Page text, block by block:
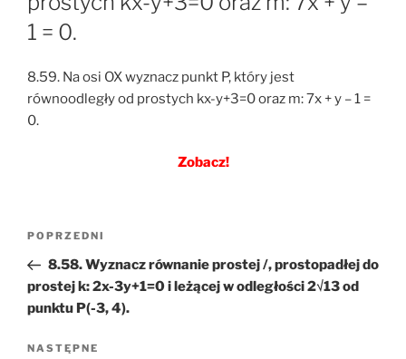
1 = 0.
8.59. Na osi OX wyznacz punkt P, który jest
równoodległy od prostych kx-y+3=0 oraz m: 7x + y – 1 =
0.
Zobacz!
Nawigacja
Poprzedni
wpis
POPRZEDNI
8.58. Wyznacz równanie prostej /, prostopadłej do
prostej k: 2x-3y+1=0 i leżącej w odległości 2√13 od
punktu P(-3, 4).
Następny
NASTĘPNE